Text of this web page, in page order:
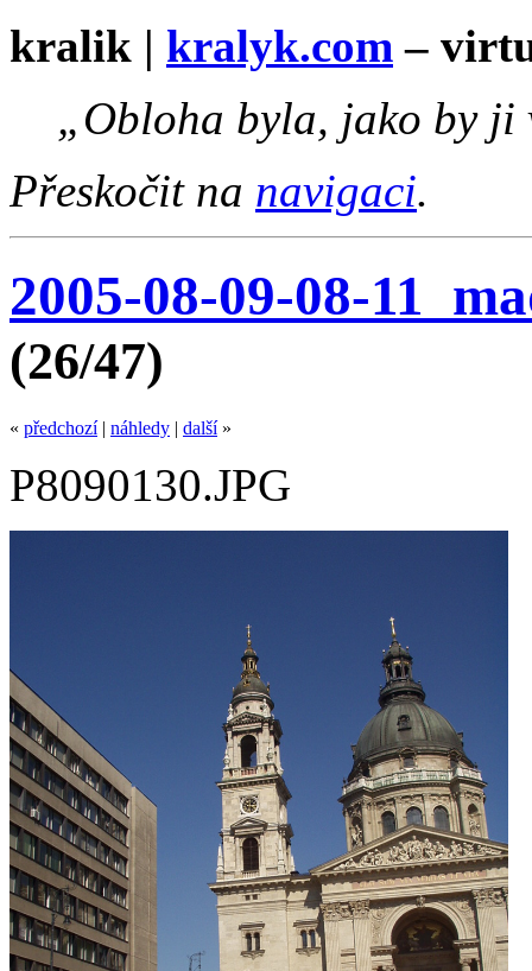
kralik | kralyk.com –
„Obloha byla, jako by ji
Přeskočit na navigaci.
2005-08-09-08-
(26/47)
« předchozí| náhledy | další»
P8090130.JPG